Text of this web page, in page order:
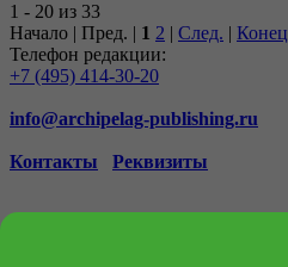
1 - 20 из 33
Начало | Пред. | 1 2 | След. | Конец
Телефон редакции:
+7 (495) 414-30-20
info@archipelag-publishing.ru
Контакты Реквизиты